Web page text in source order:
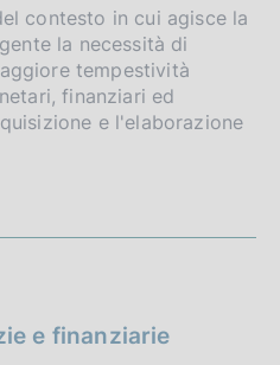
contesto in cui agisce la
la necessità di
tempestività
finanziari ed
e l'elaborazione
e finanziarie